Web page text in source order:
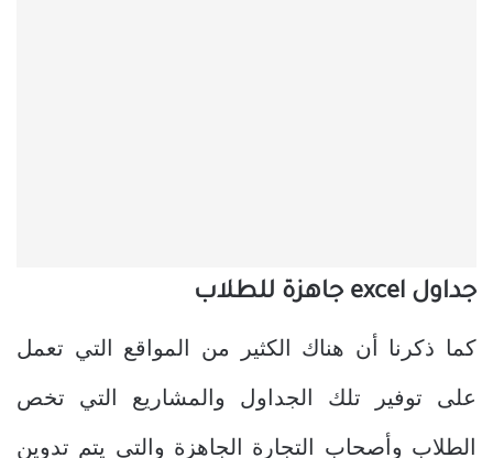
جداول excel جاهزة للطلاب
كما ذكرنا أن هناك الكثير من المواقع التي تعمل
على توفير تلك الجداول والمشاريع التي تخص
الطلاب وأصحاب التجارة الجاهزة والتي يتم تدوين